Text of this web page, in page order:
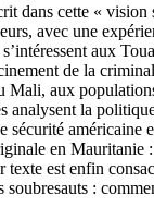
dans cette « vision
avec une
aux
de la
Mali, aux
analysent la
sécurité américaine
en Mauritanie
texte est enfin
soubresauts :